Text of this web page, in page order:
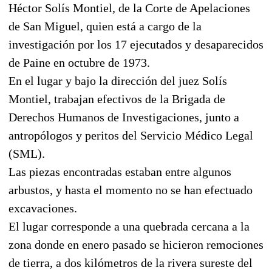
Héctor Solís Montiel, de la Corte de Apelaciones
de San Miguel, quien está a cargo de la
investigación por los 17 ejecutados y desaparecidos
de Paine en octubre de 1973.
En el lugar y bajo la dirección del juez Solís
Montiel, trabajan efectivos de la Brigada de
Derechos Humanos de Investigaciones, junto a
antropólogos y peritos del Servicio Médico Legal
(SML).
Las piezas encontradas estaban entre algunos
arbustos, y hasta el momento no se han efectuado
excavaciones.
El lugar corresponde a una quebrada cercana a la
zona donde en enero pasado se hicieron remociones
de tierra, a dos kilómetros de la rivera sureste del